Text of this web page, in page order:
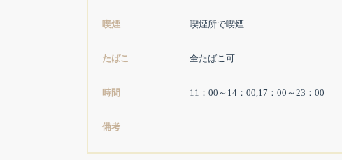
喫煙 喫煙所で喫煙
たばこ 全たばこ可
時間 11：00～14：00,17：00～23：00
備考